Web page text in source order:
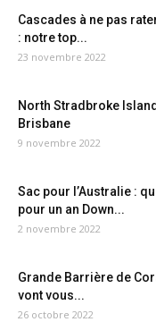
Cascades à ne pas
: notre top...
23 novembre 2022
North Stradbroke
Brisbane
9 novembre 2022
Sac pour l’Australie :
pour un an Down...
2 novembre 2022
Grande Barrière de
vont vous...
26 octobre 2022